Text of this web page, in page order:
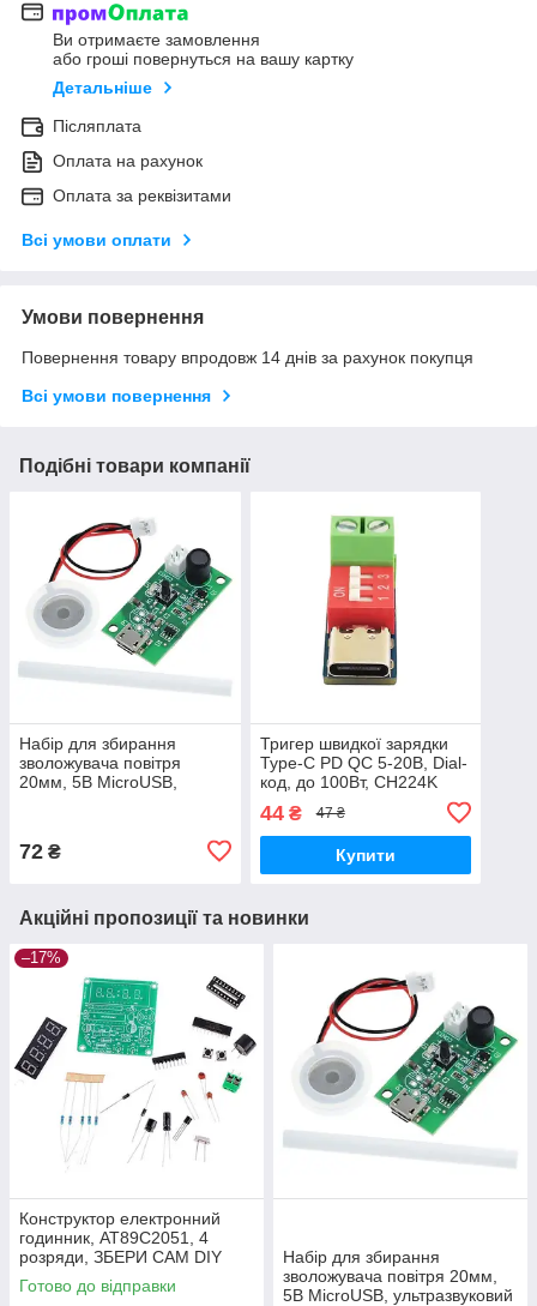
Ви отримаєте замовлення
або гроші повернуться на вашу картку
Детальніше
Післяплата
Оплата на рахунок
Оплата за реквізитами
Всі умови оплати
Умови повернення
Повернення товару впродовж 14 днів за рахунок покупця
Всі умови повернення
Подібні товари компанії
Набір для збирання
зволожувача повітря
20мм, 5В MicroUSB,
72 ₴
Тригер швидкої зарядки
Type-C PD QC 5-20В, Dial-
код, до 100Вт, CH224K
44₴ 47 ₴
Купити
Акційні пропозиції та новинки
–17%
Конструктор електронний
годинник, AT89C2051, 4
розряди, ЗБЕРИ САМ DIY
Готово до відправки
Набір для збирання
зволожувача повітря 20мм,
5В MicroUSB, ультразвуковий